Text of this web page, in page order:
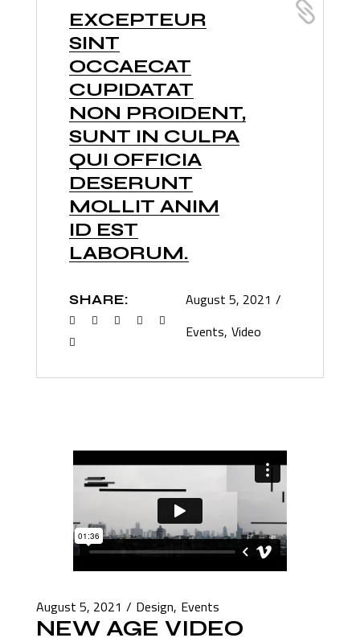
EXCEPTEUR
SINT
OCCAECAT
CUPIDATAT
NON PROIDENT,
SUNT IN CULPA
QUI OFFICIA
DESERUNT
MOLLIT ANIM
ID EST
LABORUM.
SHARE:
August 5, 2021
Events Video
August 5, 2021 Design Events
NEW AGE VIDEO